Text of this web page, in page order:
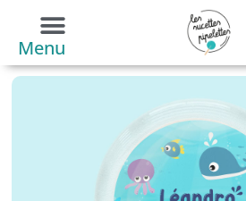
Menu